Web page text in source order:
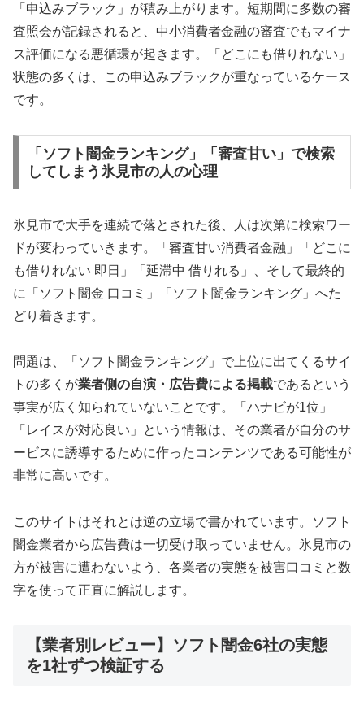
「申込みブラック」が積み上がります。短期間に多数の審
査照会が記録されると、中小消費者金融の審査でもマイナ
ス評価になる悪循環が起きます。「どこにも借りれない」
状態の多くは、この申込みブラックが重なっているケース
です。
「ソフト闇金ランキング」「審査甘い」で検索
してしまう氷見市の人の心理
氷見市で大手を連続で落とされた後、人は次第に検索ワー
ドが変わっていきます。「審査甘い消費者金融」「どこに
も借りれない 即日」「延滞中 借りれる」、そして最終的
に「ソフト闇金 口コミ」「ソフト闇金ランキング」へた
どり着きます。
問題は、「ソフト闇金ランキング」で上位に出てくるサイ
トの多くが業者側の自演・広告費による掲載であるという
事実が広く知られていないことです。「ハナビが1位」
「レイスが対応良い」という情報は、その業者が自分のサ
ービスに誘導するために作ったコンテンツである可能性が
非常に高いです。
このサイトはそれとは逆の立場で書かれています。ソフト
闇金業者から広告費は一切受け取っていません。氷見市の
方が被害に遭わないよう、各業者の実態を被害口コミと数
字を使って正直に解説します。
【業者別レビュー】ソフト闇金6社の実態
を1社ずつ検証する